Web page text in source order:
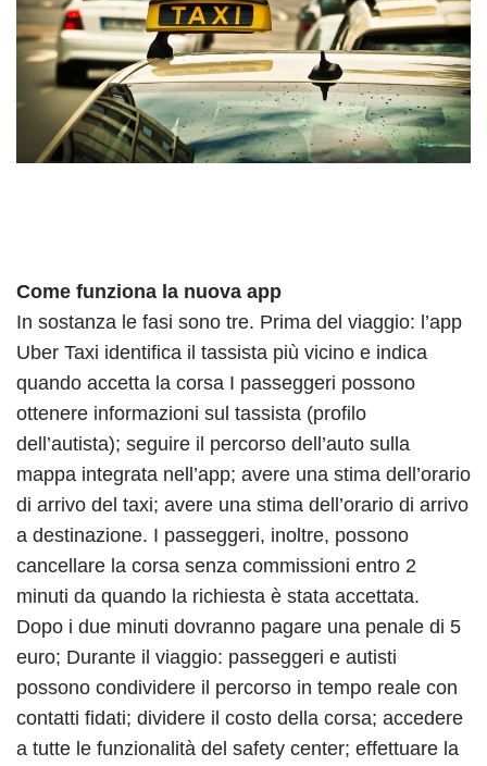
Come funziona la nuova app
In sostanza le fasi sono tre. Prima del viaggio: l’app
Uber Taxi identifica il tassista più vicino e indica
quando accetta la corsa I passeggeri possono
ottenere informazioni sul tassista (profilo
dell’autista); seguire il percorso dell’auto sulla
mappa integrata nell’app; avere una stima dell’orario
di arrivo del taxi; avere una stima dell’orario di arrivo
a destinazione. I passeggeri, inoltre, possono
cancellare la corsa senza commissioni entro 2
minuti da quando la richiesta è stata accettata.
Dopo i due minuti dovranno pagare una penale di 5
euro; Durante il viaggio: passeggeri e autisti
possono condividere il percorso in tempo reale con
contatti fidati; dividere il costo della corsa; accedere
a tutte le funzionalità del safety center; effettuare la